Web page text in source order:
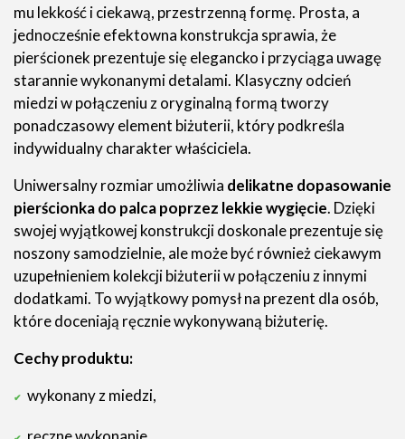
mu lekkość i ciekawą, przestrzenną formę. Prosta, a
jednocześnie efektowna konstrukcja sprawia, że
pierścionek prezentuje się elegancko i przyciąga uwagę
starannie wykonanymi detalami. Klasyczny odcień
miedzi w połączeniu z oryginalną formą tworzy
ponadczasowy element biżuterii, który podkreśla
indywidualny charakter właściciela.
Uniwersalny rozmiar umożliwia delikatne dopasowanie
pierścionka do palca poprzez lekkie wygięcie. Dzięki
swojej wyjątkowej konstrukcji doskonale prezentuje się
noszony samodzielnie, ale może być również ciekawym
uzupełnieniem kolekcji biżuterii w połączeniu z innymi
dodatkami. To wyjątkowy pomysł na prezent dla osób,
które doceniają ręcznie wykonywaną biżuterię.
Cechy produktu:
wykonany z miedzi,